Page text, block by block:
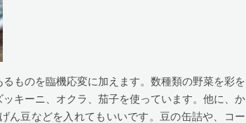
ものを臨機応変に加えます。数種類の野菜を彩を
キーニ、オクラ、茄子を使っています。他に、か
ん豆などを入れてもいいです。豆の缶詰や、コー